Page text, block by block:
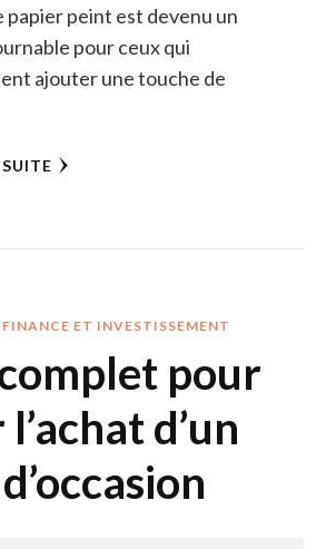
papier peint est devenu un
pour ceux qui
ajouter une touche de
FINANCE ET INVESTISSEMENT
pour
d’un